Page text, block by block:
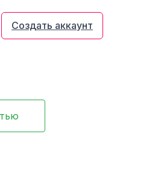
Создать аккаунт